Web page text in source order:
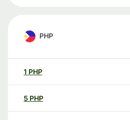
PHP
1 PHP
5 PHP